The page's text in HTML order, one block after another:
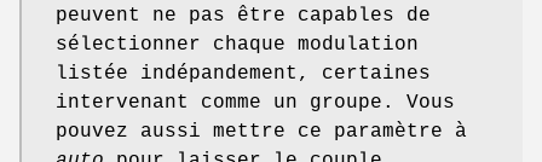
peuvent ne pas être capables de
sélectionner chaque modulation
listée indépandement, certaines
intervenant comme un groupe. Vous
pouvez aussi mettre ce paramètre à